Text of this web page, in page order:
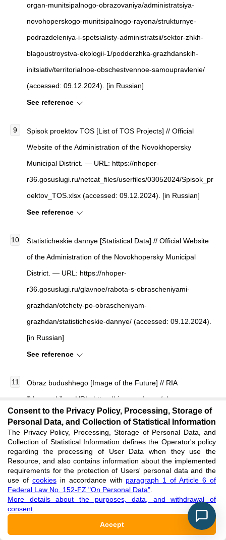
organ-munitsipalnogo-obrazovaniya/administratsiya-
novohoperskogo-munitsipalnogo-rayona/strukturnye-
podrazdeleniya-i-spetsialisty-administratsii/sektor-zhkh-
blagoustroystva-ekologii-1/podderzhka-grazhdanskih-
initsiativ/territorialnoe-obschestvennoe-samoupravlenie/
(accessed: 09.12.2024). [in Russian]
See reference
Spisok proektov TOS [List of TOS Projects] // Official
Website of the Administration of the Novokhopersky
Municipal District. — URL: https://nhoper-
r36.gosuslugi.ru/netcat_files/userfiles/03052024/Spisok_pr
oektov_TOS.xlsx (accessed: 09.12.2024). [in Russian]
See reference
Statisticheskie dannye [Statistical Data] // Official Website
of the Administration of the Novokhopersky Municipal
District. — URL: https://nhoper-
r36.gosuslugi.ru/glavnoe/rabota-s-obrascheniyami-
grazhdan/otchety-po-obrascheniyam-
grazhdan/statisticheskie-dannye/ (accessed: 09.12.2024).
[in Russian]
See reference
Obraz budushhego [Image of the Future] // RIA
“Voronezh”. — URL: https://riavrn.ru/news/obraz-
budushego-230-mln-na-iniciativy-zhitelej-voronezhskoj-
oblasti/ (accessed: 09.12.2024). [in Russian]
See reference
Voronezhskie TOSy priglasili na seminary v sentjabre i
oktjabre [Voronezh TOSs Invited to Seminars in September
and October] // “TV Gubernia”. — URL: https://tv-
gubernia.ru/novosti/obwestvo/voronezhskie-tosy-priglasili-
Consent to the Privacy Policy, Processing, Storage of
Personal Data, and Collection of Statistical Information
The Privacy Policy, Processing, Storage of Personal Data, and
Collection of Statistical Information defines the Operator's policy
regarding the processing of User Data when they use the
Resource, and also contains information about the implemented
requirements for the protection of Users' personal data and the
use of cookiesin accordance with paragraph 1 of Article 6 of
Federal Law No. 152-FZ "On Personal Data"
More details about the purposes, data, and withdrawal of
consent
Accept